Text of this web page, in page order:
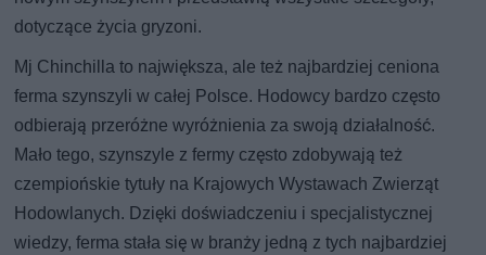
dotyczące życia gryzoni.
Mj Chinchilla to największa, ale też najbardziej ceniona
ferma szynszyli w całej Polsce. Hodowcy bardzo często
odbierają przeróżne wyróżnienia za swoją działalność.
Mało tego, szynszyle z fermy często zdobywają też
czempiońskie tytuły na Krajowych Wystawach Zwierząt
Hodowlanych. Dzięki doświadczeniu i specjalistycznej
wiedzy, ferma stała się w branży jedną z tych najbardziej